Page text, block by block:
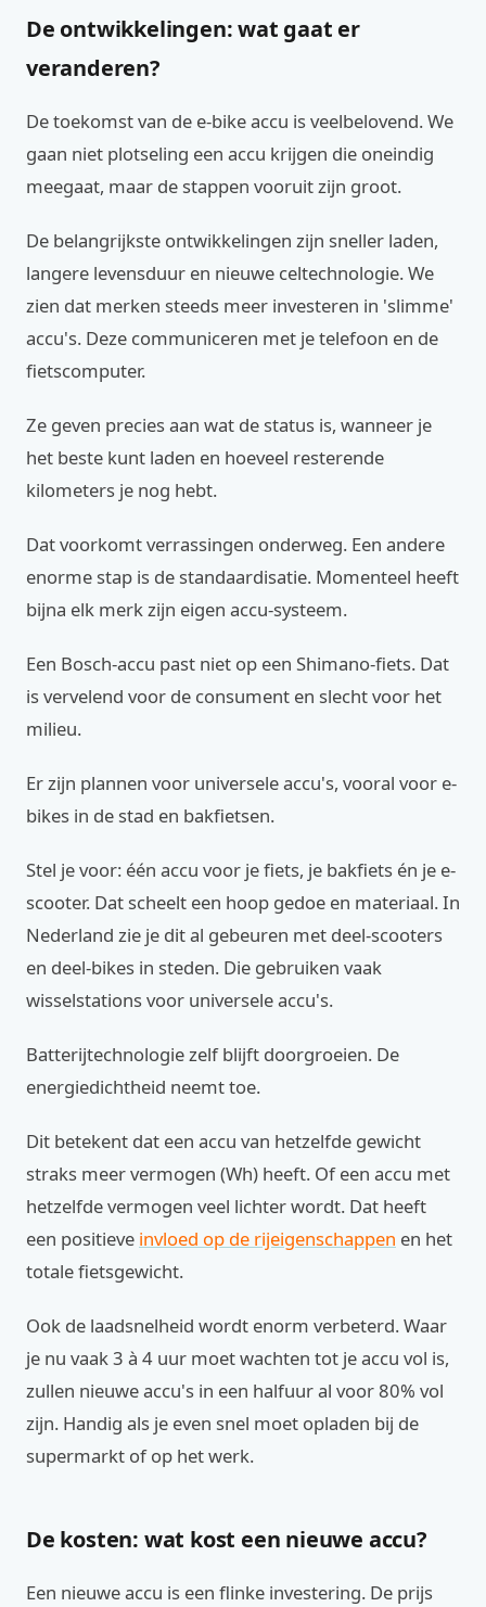
De ontwikkelingen: wat gaat er
veranderen?
De toekomst van de e-bike accu is veelbelovend. We
gaan niet plotseling een accu krijgen die oneindig
meegaat, maar de stappen vooruit zijn groot.
De belangrijkste ontwikkelingen zijn sneller laden,
langere levensduur en nieuwe celtechnologie. We
zien dat merken steeds meer investeren in 'slimme'
accu's. Deze communiceren met je telefoon en de
fietscomputer.
Ze geven precies aan wat de status is, wanneer je
het beste kunt laden en hoeveel resterende
kilometers je nog hebt.
Dat voorkomt verrassingen onderweg. Een andere
enorme stap is de standaardisatie. Momenteel heeft
bijna elk merk zijn eigen accu-systeem.
Een Bosch-accu past niet op een Shimano-fiets. Dat
is vervelend voor de consument en slecht voor het
milieu.
Er zijn plannen voor universele accu's, vooral voor e-
bikes in de stad en bakfietsen.
Stel je voor: één accu voor je fiets, je bakfiets én je e-
scooter. Dat scheelt een hoop gedoe en materiaal. In
Nederland zie je dit al gebeuren met deel-scooters
en deel-bikes in steden. Die gebruiken vaak
wisselstations voor universele accu's.
Batterijtechnologie zelf blijft doorgroeien. De
energiedichtheid neemt toe.
Dit betekent dat een accu van hetzelfde gewicht
straks meer vermogen (Wh) heeft. Of een accu met
hetzelfde vermogen veel lichter wordt. Dat heeft
een positieve invloed op de rijeigenschappen en het
totale fietsgewicht.
Ook de laadsnelheid wordt enorm verbeterd. Waar
je nu vaak 3 à 4 uur moet wachten tot je accu vol is,
zullen nieuwe accu's in een halfuur al voor 80% vol
zijn. Handig als je even snel moet opladen bij de
supermarkt of op het werk.
De kosten: wat kost een nieuwe accu?
Een nieuwe accu is een flinke investering. De prijs